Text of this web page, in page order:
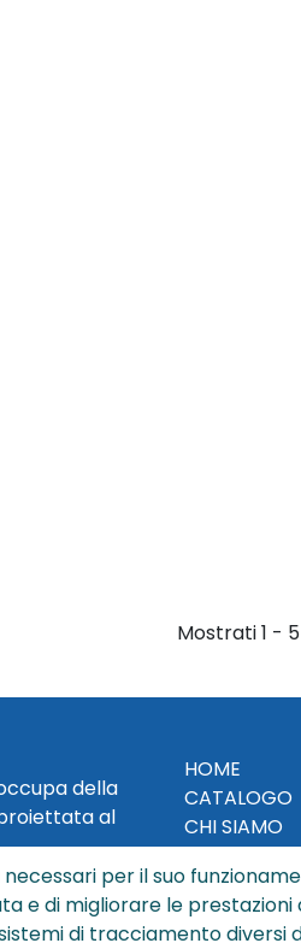
Mostrati 1 -
della
al
HOME
CATALOGO
CHI SIAMO
NEWS
per il suo
e di migliorare le
di tracciamento diversi